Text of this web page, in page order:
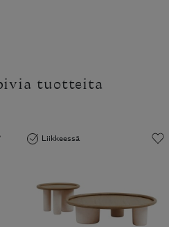
tuotteita
Liikkeessä